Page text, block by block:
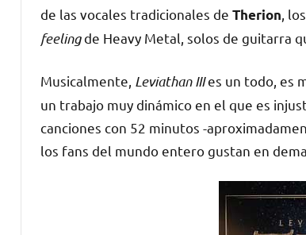
de las vocales tradicionales de Therion ,
feelingde Heavy Metal, solos de guitarra
Musicalmente, Leviathan IIIes un todo, es
un trabajo muy dinámico en el que es
canciones con 52 minutos -
los fans del mundo entero gustan en